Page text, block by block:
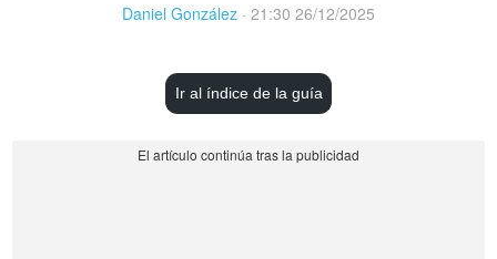
Daniel González · 21:30 26/12/2025
Ir al índice de la guía